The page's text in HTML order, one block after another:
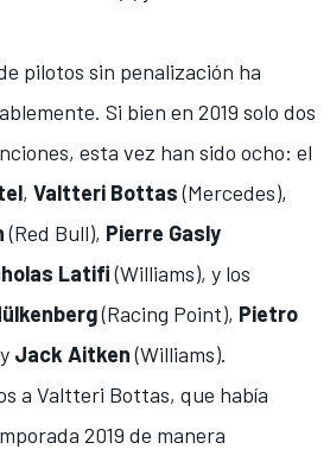
pilotos sin penalización ha
Si bien en 2019 solo dos
esta vez han sido ocho: el
, Valtteri Bottas(Mercedes),
(Red Bull), Pierre Gasly
Latifi(Williams), y los
(Racing Point), Pietro
Jack Aitken(Williams).
a Valtteri Bottas, que había
2019 de manera